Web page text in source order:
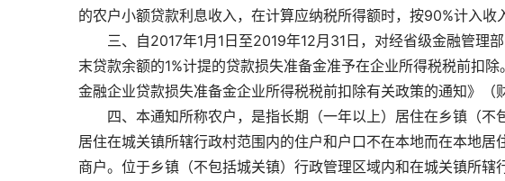
的农户小额贷款利息收入，在计算应纳税所得额时，按90%计入收
三、自2017年1月1日至2019年12月31日，对经省级金融管理
末贷款余额的1%计提的贷款损失准备金准予在企业所得税税前扣
金融企业贷款损失准备金企业所得税税前扣除有关政策的通知》（
四、本通知所称农户，是指长期（一年以上）居住在乡镇（不
居住在城关镇所辖行政村范围内的住户和户口不在本地而在本地
商户。位于乡镇（不包括城关镇）行政管理区域内和在城关镇所